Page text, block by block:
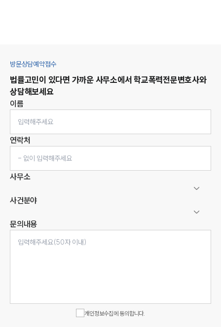
방문상담예약접수
법률고민이 있다면 가까운 사무소에서 학교폭력전문변호사와
상담해보세요
이름
연락처
사무소
사건분야
문의내용
개인정보수집에 동의합니다.